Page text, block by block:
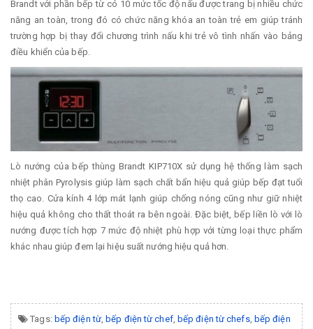
Brandt với phần bếp từ có 10 mức tốc độ nấu được trang bị nhiều chức
năng an toàn, trong đó có chức năng khóa an toàn trẻ em giúp tránh
trường hợp bị thay đổi chương trình nấu khi trẻ vô tình nhấn vào bảng
điều khiển của bếp.
Lò nướng của bếp thùng Brandt KIP710X sử dụng hệ thống làm sạch
nhiệt phân Pyrolysis giúp làm sạch chất bẩn hiệu quả giúp bếp đạt tuổi
thọ cao. Cửa kính 4 lớp mát lạnh giúp chống nóng cũng như giữ nhiệt
hiệu quả không cho thất thoát ra bên ngoài. Đặc biệt, bếp liền lò với lò
nướng được tích hợp 7 mức độ nhiệt phù hợp với từng loại thực phẩm
khác nhau giúp đem lại hiệu suất nướng hiệu quả hơn.
Tags: bếp điện từ, bếp điện từ chef, bếp điện từ chefs, bếp điện